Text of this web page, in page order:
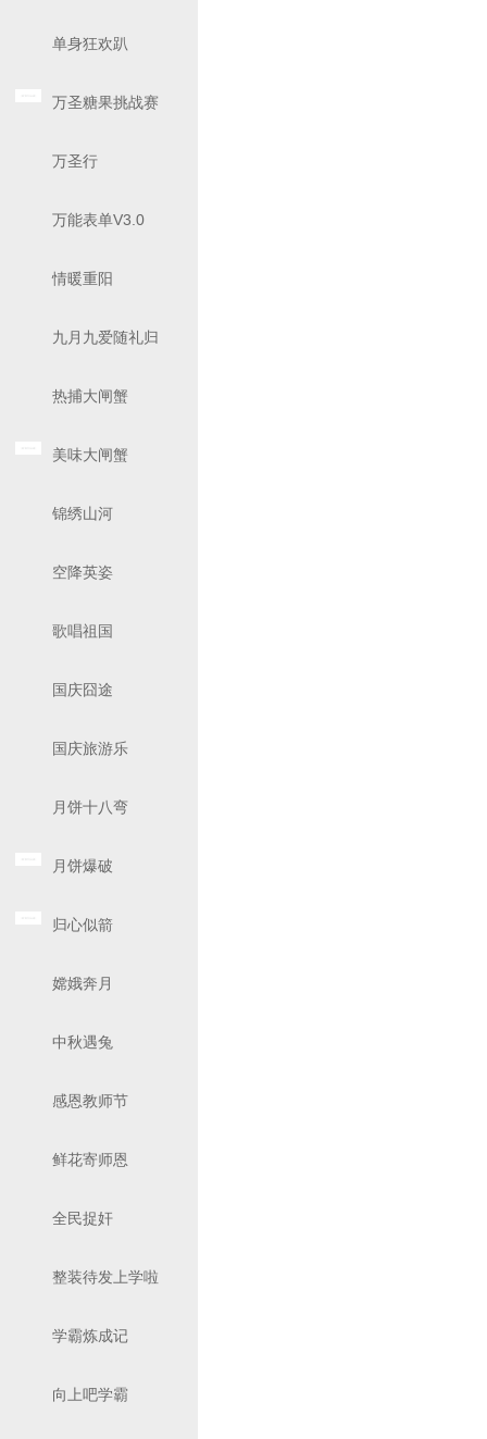
单身狂欢趴
万圣糖果挑战赛
万圣行
万能表单V3.0
情暖重阳
九月九爱随礼归
热捕大闸蟹
美味大闸蟹
锦绣山河
空降英姿
歌唱祖国
国庆囧途
国庆旅游乐
月饼十八弯
月饼爆破
归心似箭
嫦娥奔月
中秋遇兔
感恩教师节
鲜花寄师恩
全民捉奸
整装待发上学啦
学霸炼成记
向上吧学霸